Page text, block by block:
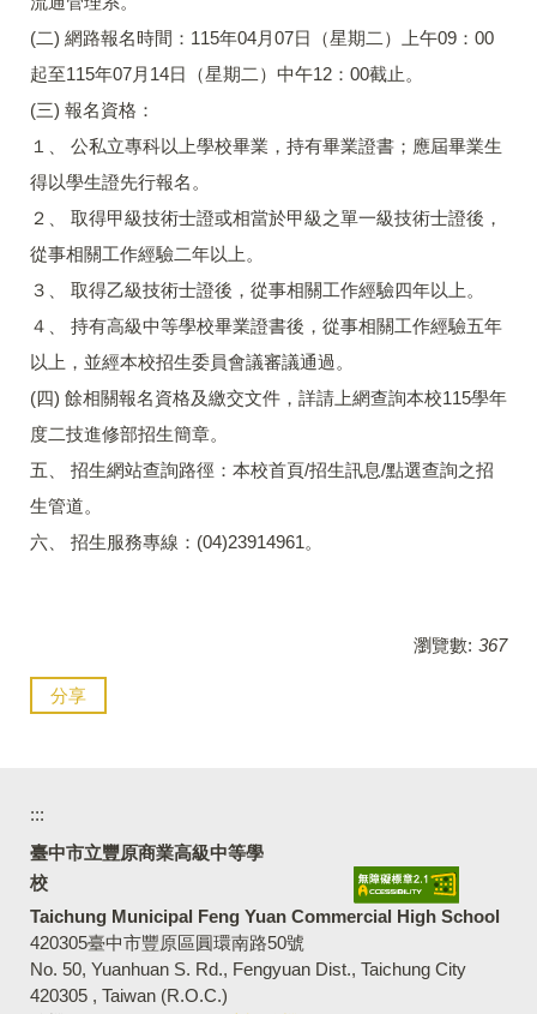
(二) 網路報名時間：115年04月07日（星期二）上午09：00
起至115年07月14日（星期二）中午12：00截止。
(三) 報名資格：
１、 公私立專科以上學校畢業，持有畢業證書；應屆畢業生
得以學生證先行報名。
２、 取得甲級技術士證或相當於甲級之單一級技術士證後，
從事相關工作經驗二年以上。
３、 取得乙級技術士證後，從事相關工作經驗四年以上。
４、 持有高級中等學校畢業證書後，從事相關工作經驗五年
以上，並經本校招生委員會議審議通過。
(四) 餘相關報名資格及繳交文件，詳請上網查詢本校115學年
度二技進修部招生簡章。
五、 招生網站查詢路徑：本校首頁/招生訊息/點選查詢之招
生管道。
六、 招生服務專線：(04)23914961。
瀏覽數: 367
分享
:::
臺中市立豐原商業高級中等學
校
Taichung Municipal Feng Yuan Commercial High School
420305臺中市豐原區圓環南路50號
No. 50, Yuanhuan S. Rd., Fengyuan Dist., Taichung City
420305 , Taiwan (R.O.C.)